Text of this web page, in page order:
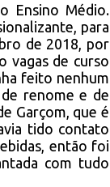
Ensino Médio.
para
de 2018, por
vagas de curso
feito nenhum
renome e de
Garçom, que é
tido contato
então foi
com tudo